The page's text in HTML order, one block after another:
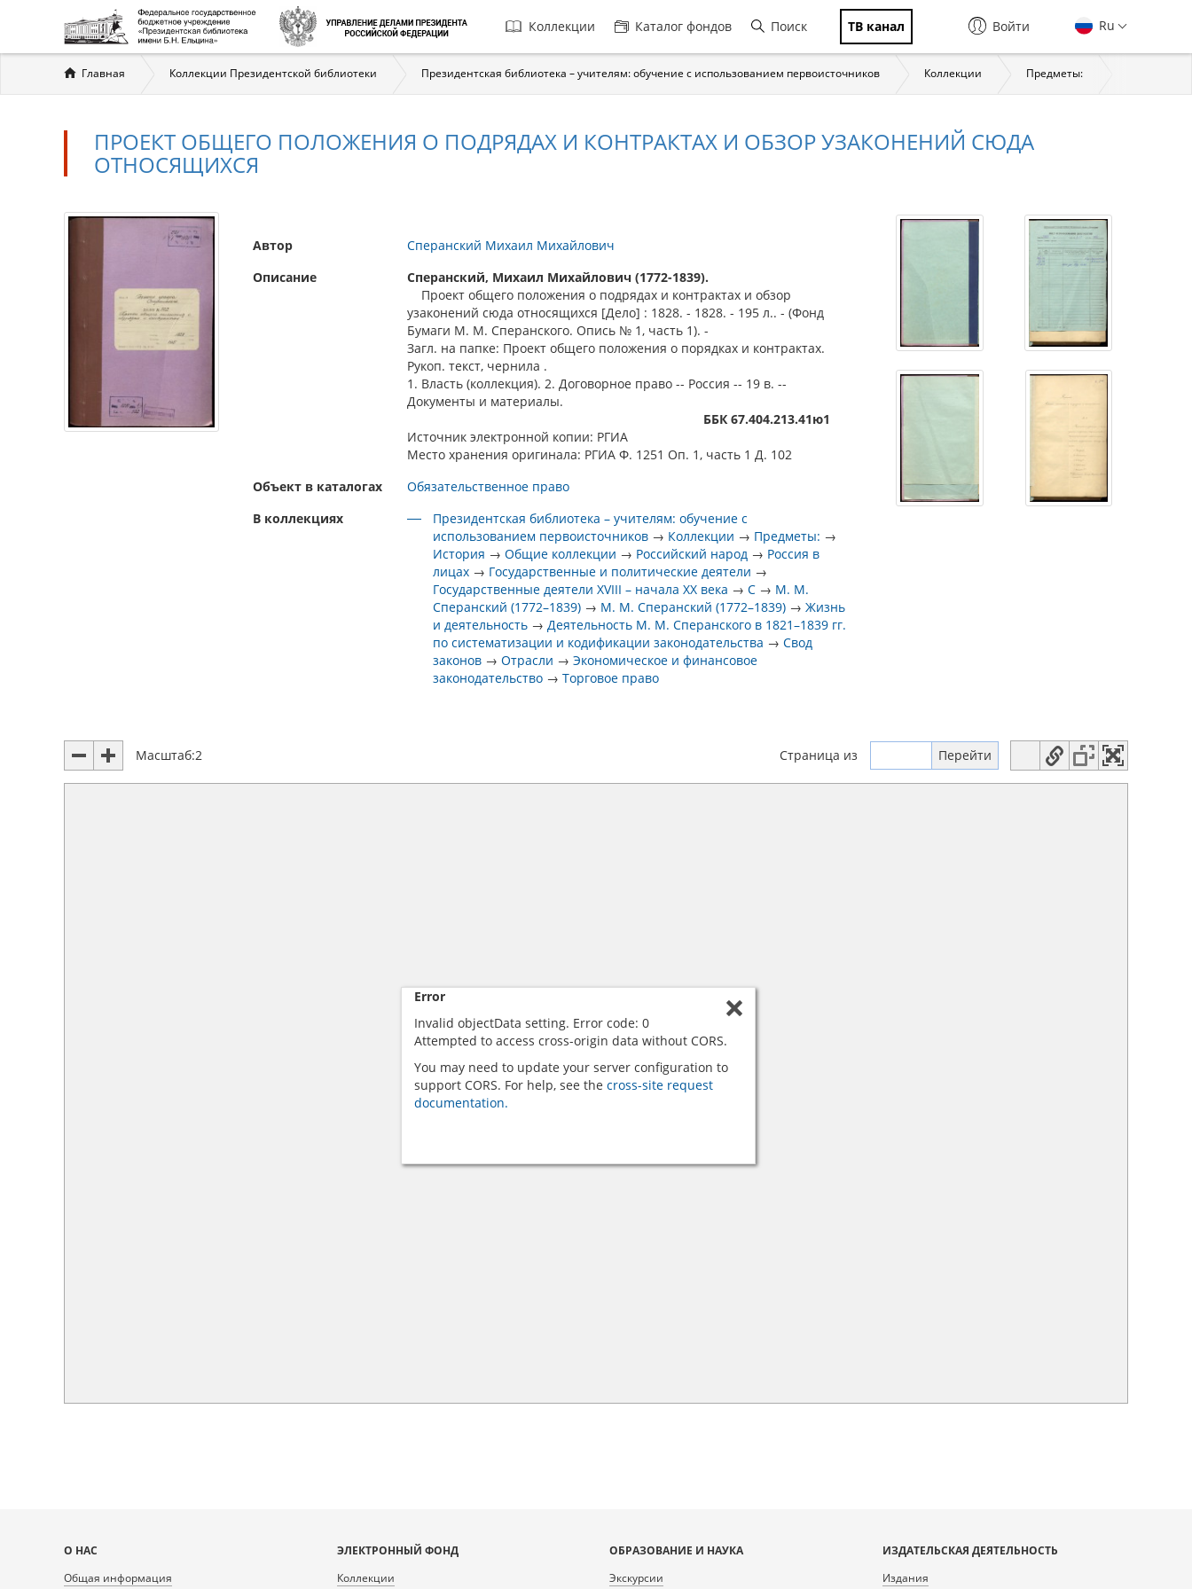
Главная
навигация
Коллекции Каталог фондов Поиск ТВ канал Ru
Войти
Вы
здесь
Главная Коллекции Президентской библиотеки Президентская библиотека – учителям: обучение с использованием первоисточников Коллекции Предметы:
ПРОЕКТ ОБЩЕГО ПОЛОЖЕНИЯ О ПОДРЯДАХ И КОНТРАКТАХ И ОБЗОР УЗАКОНЕНИЙ СЮДА
ОТНОСЯЩИХСЯ
Автор
Сперанский Михаил Михайлович
Описание
Сперанский, Михаил Михайлович (1772-1839).
Проект общего положения о подрядах и контрактах и обзор
узаконений сюда относящихся [Дело] : 1828. - 1828. - 195 л.. - (Фонд
Бумаги М. М. Сперанского. Опись № 1, часть 1). -
Загл. на папке: Проект общего положения о порядках и контрактах.
Рукоп. текст, чернила .
1. Власть (коллекция). 2. Договорное право -- Россия -- 19 в. --
Документы и материалы.
ББК 67.404.213.41ю1
Источник электронной копии: РГИА
Место хранения оригинала: РГИА Ф. 1251 Оп. 1, часть 1 Д. 102
Объект в каталогах
Обязательственное право
В коллекциях
Президентская библиотека – учителям: обучение с
использованием первоисточников → Коллекции → Предметы: →
История →Общие коллекции → Российский народ → Россия в
лицах → Государственные и политические деятели →
Государственные деятели XVIII – начала XX века →С → М. М.
Сперанский (1772–1839) → М. М. Сперанский (1772–1839) →Жизнь
и деятельность →Деятельность М. М. Сперанского в 1821–1839 гг.
по систематизации и кодификации законодательства →Свод
законов →Отрасли →Экономическое и финансовое
законодательство →Торговое право
Масштаб:2 Страница из
Error
Invalid objectData setting. Error code: 0
Attempted to access cross-origin data without CORS.
You may need to update your server configuration to
support CORS. For help, see the cross-site request
documentation.
Карта
сайта
О НАС
Общая информация
ЭЛЕКТРОННЫЙ ФОНД
Коллекции
ОБРАЗОВАНИЕ И НАУКА
Экскурсии
ИЗДАТЕЛЬСКАЯ ДЕЯТЕЛЬНОСТЬ
Издания